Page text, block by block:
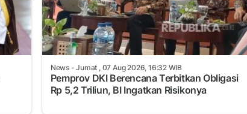
News- Jumat , 07 Aug 2026, 16:32 WIB
Pemprov DKI Berencana Terbitkan Obligasi
Rp 5,2 Triliun, BI Ingatkan Risikonya